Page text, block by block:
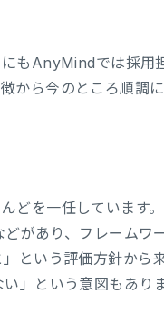
もAnyMindでは採用
から今のところ順調
どを一任しています
があり、フレームワ
という評価方針から
」という意図もあり